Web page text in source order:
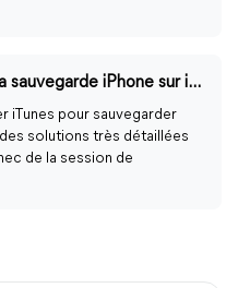
6 Solutions au problème de la sauvegarde iPhone sur iTunes
iTunes pour sauvegarder
solutions très détaillées
de la session de